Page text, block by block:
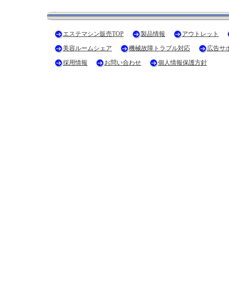
エステマシン販売TOP 製品情報
アウトレット
美容ルームシェア
機械故障トラブル対応
広告サ
採用情報
お問い合わせ 個人情報保護方針